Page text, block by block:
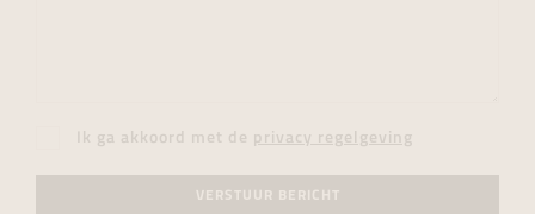
Ik ga akkoord met de privacy regelgeving
VERSTUUR BERICHT